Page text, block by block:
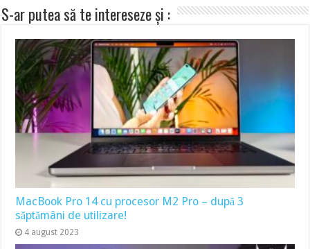
S-ar putea să te intereseze și :
MacBook Pro 14 cu procesor M2 Pro – după 3
săptămâni de utilizare!
4 august 2023